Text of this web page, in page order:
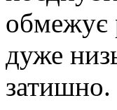
обмежує
дуже
затишно.